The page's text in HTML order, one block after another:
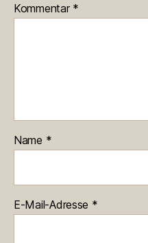
Kommentar *
Name *
E-Mail-Adresse *